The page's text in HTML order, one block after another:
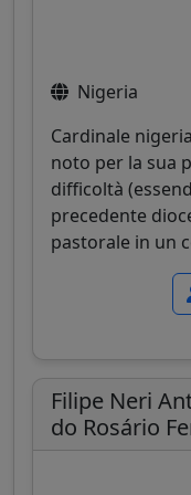
Nigeria
Cardinale
noto per la sua
difficoltà
precedente
pastorale in un
Filipe Neri
do Rosário